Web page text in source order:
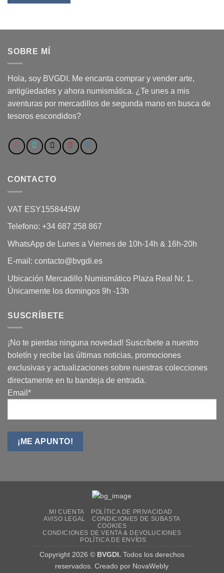
SOBRE MÍ
Hola, soy BVGDI. Me encanta comprar y vender arte,
antigüedades y ahora numismática. ¿Te unes a mis
aventuras por mercadillos de segunda mano en busca de
tesoros escondidos?
CONTACTO
VAT ESY1558445W
Telefono: +34 687 258 867
WhatsApp de Lunes a Viernes de 10h-14h & 16h-20h
E-mail: contacto@bvgdi.es
Ubicación Mercadillo Numismático Plaza Real Nr. 1.
Únicamente los domingos 9h -13h
SUSCRÍBETE
¡No te pierdas ninguna novedad! Suscríbete a nuestro
boletín y recibe las últimas noticias, promociones
exclusivas y actualizaciones sobre nuestras colecciones
directamente en tu bandeja de entrada.
Email*
MI CUENTA
POLÍTICA DE PRIVACIDAD
AVISO LEGAL
CONDICIONES DE SUBASTA
COOKIES
CONDICIONES DE VENTA & DEVOLUCIONES
POLÍTICA DE ENVÍOS
Copyright 2026 © BVGDI. Todos los derechos
reservados. Creado por NovaWebly